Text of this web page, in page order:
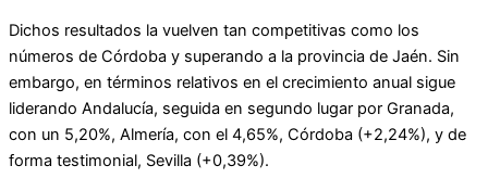
Dichos resultados la vuelven tan competitivas como los
números de Córdoba y superando a la provincia de Jaén. Sin
embargo, en términos relativos en el crecimiento anual sigue
liderando Andalucía, seguida en segundo lugar por Granada,
con un 5,20%, Almería, con el 4,65%, Córdoba (+2,24%), y de
forma testimonial, Sevilla (+0,39%).